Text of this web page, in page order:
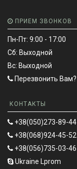
ПРИЕМ ЗВОНКОВ
Пн-Пт: 9:00 - 17:00
Сб: Выходной
Вс: Выходной
Перезвонить Вам?
КОНТАКТЫ
+38(050)273-89-44
+38(068)924-45-52
+38(056)735-03-46
Ukraine Lprom